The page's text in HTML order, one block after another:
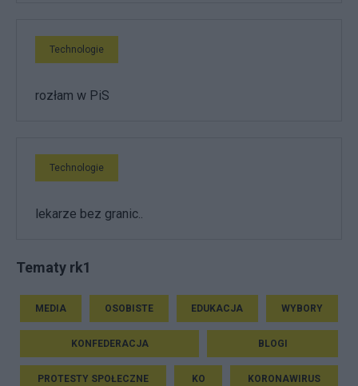
Technologie
rozłam w PiS
Technologie
lekarze bez granic..
Tematy rk1
MEDIA OSOBISTE EDUKACJA WYBORY
KONFEDERACJA BLOGI
PROTESTY SPOŁECZNE KO KORONAWIRUS